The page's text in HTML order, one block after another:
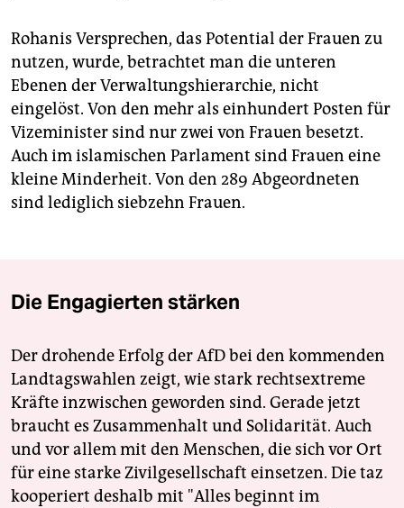
Rohanis Versprechen, das Potential der Frauen zu
nutzen, wurde, betrachtet man die unteren
Ebenen der Verwaltungshierarchie, nicht
eingelöst. Von den mehr als einhundert Posten für
Vizeminister sind nur zwei von Frauen besetzt.
Auch im islamischen Parlament sind Frauen eine
kleine Minderheit. Von den 289 Abgeordneten
sind lediglich siebzehn Frauen.
Die Engagierten stärken
Der drohende Erfolg der AfD bei den kommenden
Landtagswahlen zeigt, wie stark rechtsextreme
Kräfte inzwischen geworden sind. Gerade jetzt
braucht es Zusammenhalt und Solidarität. Auch
und vor allem mit den Menschen, die sich vor Ort
für eine starke Zivilgesellschaft einsetzen. Die taz
kooperiert deshalb mit "Alles beginnt im